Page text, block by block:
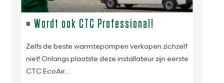
Wordt ook CTC Professional!
Zelfs de beste warmtepompen verkopen zichzelf
niet! Onlangs plaatste deze installateur zijn eerste
CTC EcoAir…